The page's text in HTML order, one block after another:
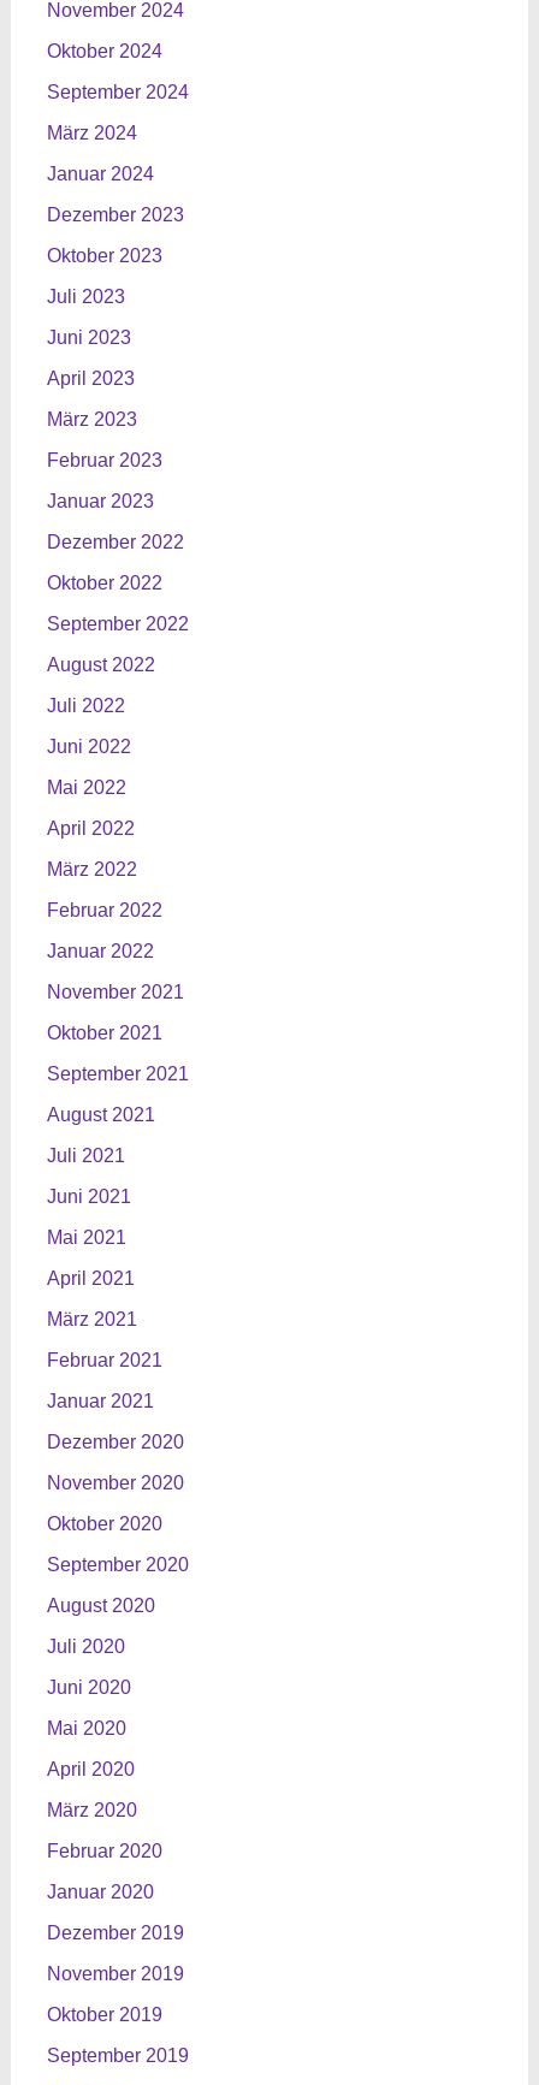
November 2024
Oktober 2024
September 2024
März 2024
Januar 2024
Dezember 2023
Oktober 2023
Juli 2023
Juni 2023
April 2023
März 2023
Februar 2023
Januar 2023
Dezember 2022
Oktober 2022
September 2022
August 2022
Juli 2022
Juni 2022
Mai 2022
April 2022
März 2022
Februar 2022
Januar 2022
November 2021
Oktober 2021
September 2021
August 2021
Juli 2021
Juni 2021
Mai 2021
April 2021
März 2021
Februar 2021
Januar 2021
Dezember 2020
November 2020
Oktober 2020
September 2020
August 2020
Juli 2020
Juni 2020
Mai 2020
April 2020
März 2020
Februar 2020
Januar 2020
Dezember 2019
November 2019
Oktober 2019
September 2019